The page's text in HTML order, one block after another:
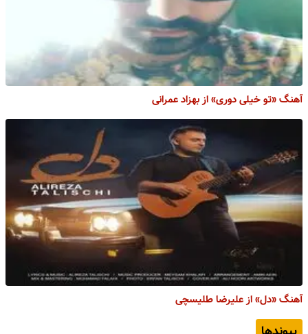
آهنگ «تو خیلی دوری» از بهزاد عمرانی
آهنگ «دل» از علیرضا طلیسچی